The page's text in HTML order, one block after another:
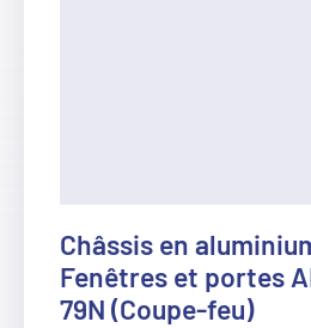
Châssis en
Fenêtres et portes
79N (Coupe-feu)